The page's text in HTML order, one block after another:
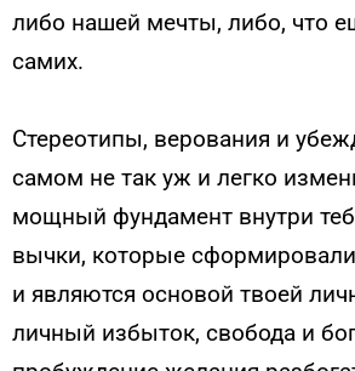
либо нашей мечты, либо, что
самих.
Стереотипы, верования и
самом не так уж и легко
мощный фундамент внутри
вычки, которые сформировали
и являются основой твоей
личный избыток, свобода и